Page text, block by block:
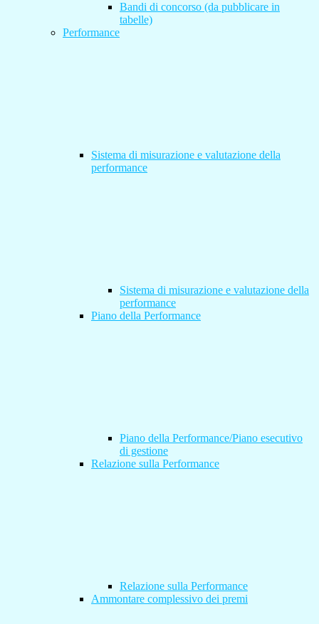
Bandi di concorso (da pubblicare in
tabelle)
Performance
Sistema di misurazione e valutazione della
performance
Sistema di misurazione e valutazione della
performance
Piano della Performance
Piano della Performance/Piano esecutivo
di gestione
Relazione sulla Performance
Relazione sulla Performance
Ammontare complessivo dei premi